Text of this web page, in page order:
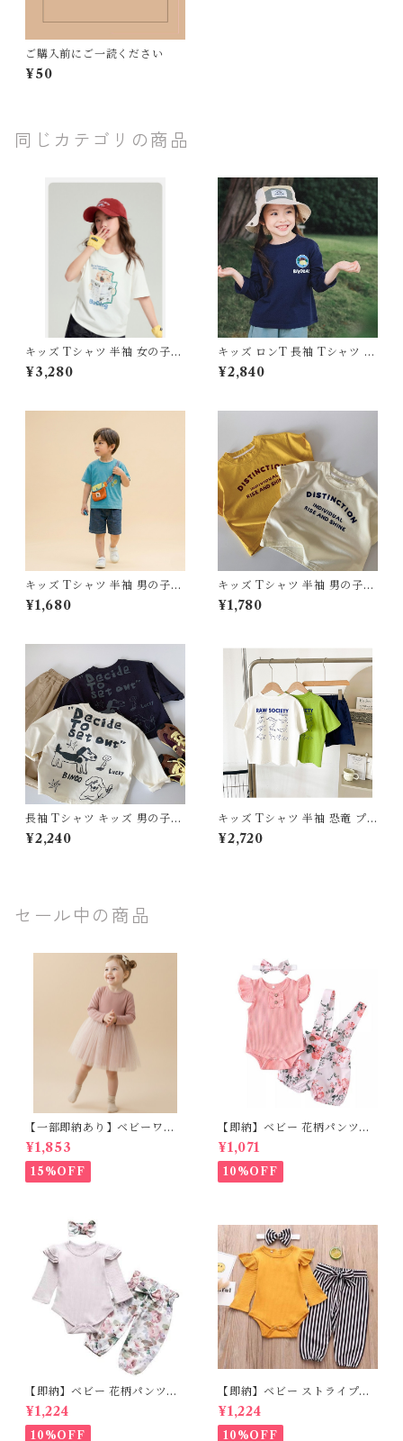
ご購入前にご一読ください
¥50
同じカテゴリの商品
キッズ Tシャツ 半袖 女の子
猫 ネコ イラスト プリント ト
ップス 110 120 130 140 150 1
¥3,280
キッズ ロンT 長袖 Tシャツ 速
乾 通気性 トップス 男の子 女
の子 子供服 スポーツ アウトド
¥2,840
キッズ Tシャツ 半袖 男の子
女の子 新作 韓国子供服 サスペ
ンダー バッグ風 プリント トッ
¥1,680
キッズ Tシャツ 半袖 男の子
女の子 韓国子供服 英字 ロゴ
プリント トップス 80 90 100
お出かけ 綿 コットン おしゃれ
¥1,780
長袖 Tシャツ キッズ 男の子
綿100% ワンちゃん プリント
ロンT 春 秋 トップス 子供服
¥2,240
キッズ Tシャツ 半袖 恐竜 プ
リント 綿100% 男の子 韓国子
供服 配色 切り替え トップス
¥2,720
セール中の商品
【一部即納あり】ベビーワン
ピース 星柄ラメ チュール ベビ
ー服 写真撮影 子供服 フリル
チュール 女の子 秋冬 春服 セ
レモニードレス 新生児 お宮参
0 80 90 100 110cm
¥1,853
15%OFF
【即納】ベビー 花柄パンツ&
フリルロンパースset＋ヘッド
バンド 3点セット☆女の子 フ
ェミニン 90㎝
¥1,071
10%OFF
【即納】ベビー 花柄パンツ&
ロンパースset＋ヘッドバンド
3点セット☆女の子 フェミニン
80cm
¥1,224
10%OFF
【即納】ベビー ストライプパ
ンツ&フリルロンパースset＋
ヘッドバンド 3点セット☆女の
子 マニッシュ 80㎝
¥1,224
10%OFF